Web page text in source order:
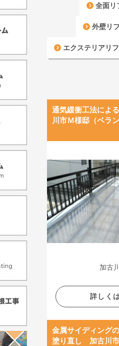
全面リ
外壁リ
エクステリアリ
通気緩衝工法によ
川市Ｍ様邸（ベラ
加古
詳しく
金属サイディング
塗り直し 加古川市